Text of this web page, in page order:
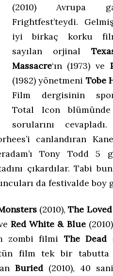
(2010) Avrupa
Frightfest’teydi.
iyi birkaç korku
sayılan orjinal
Massacre‘ın (1973) ve
(1982) yönetmeni Tobe
Film dergisinin
Total Icon
sorularını
canlandıran
Tony Todd 5
çıkardılar. Tabi
da festivalde boy
(2010),The
Red White & Blue
zombi filmi The Dead
film tek bir
Buried (2010), 40